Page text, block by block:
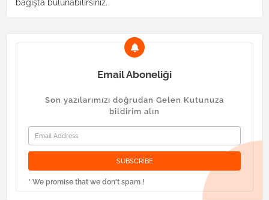
bağışta bulunabilirsiniz.
Email Aboneliği
Son yazılarımızı doğrudan Gelen Kutunuza
bildirim alın
* We promise that we don't spam !